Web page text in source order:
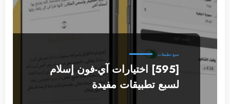
سبع تطبيقات
[595] اختيارات آي-فون إسلام
لسبع تطبيقات مفيدة